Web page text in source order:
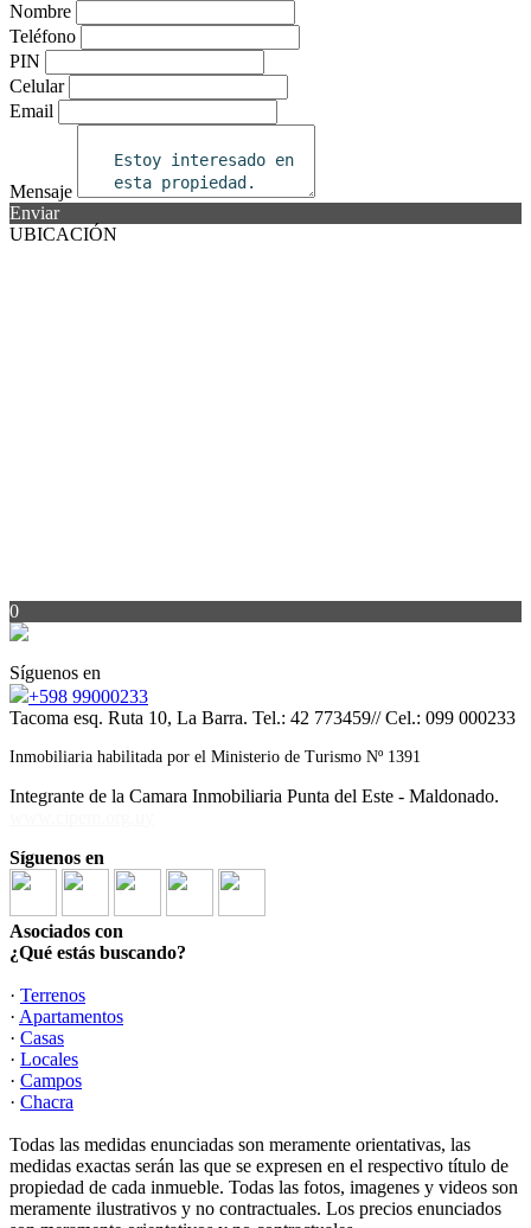
Nombre
Teléfono
PIN
Celular
Email
Mensaje
Enviar
UBICACIÓN
0
Síguenos en
+598 99000233
Tacoma esq. Ruta 10, La Barra. Tel.: 42 773459// Cel.: 099 000233
Inmobiliaria habilitada por el Ministerio de Turismo Nº 1391
Integrante de la Camara Inmobiliaria Punta del Este - Maldonado.
Síguenos en
Asociados con
¿Qué estás buscando?
· Terrenos
· Apartamentos
· Casas
· Locales
· Campos
· Chacra
Todas las medidas enunciadas son meramente orientativas, las
medidas exactas serán las que se expresen en el respectivo título de
propiedad de cada inmueble. Todas las fotos, imagenes y videos son
meramente ilustrativos y no contractuales. Los precios enunciados